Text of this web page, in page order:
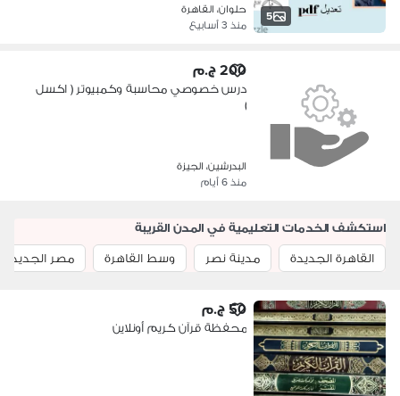
5
حلوان، القاهرة
منذ 3 أسابيع
200 ج.م
درس خصوصي محاسبة وكمبيوتر ( اكسل
)
البدرشين، الجيزة
منذ 6 أيام
استكشف الخدمات التعليمية في المدن القريبة
القاهرة الجديدة
مدينة نصر وسط القاهرة مصر الجديدة
50 ج.م
محفظة قرآن كريم أونلاين